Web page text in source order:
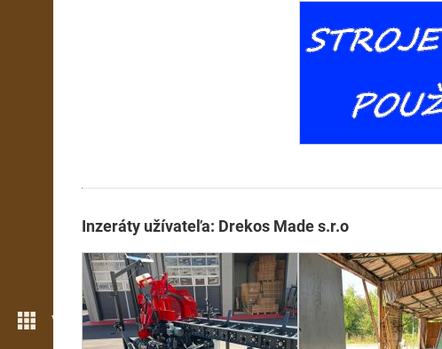
Viac možností
Inzeráty užívateľa: Drekos Made s.r.o